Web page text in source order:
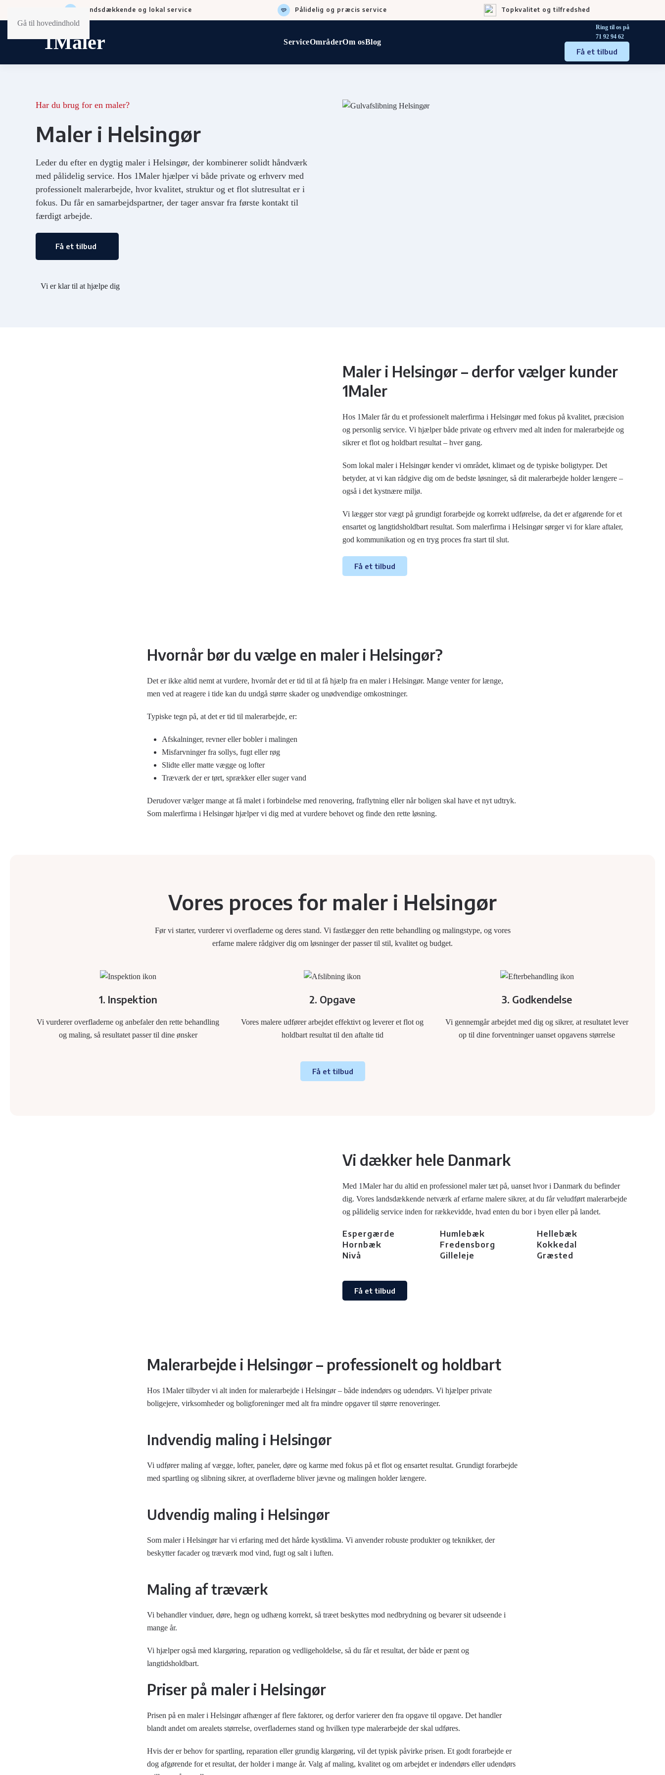
Gå til hovedindhold
ServiceOmråderOm osBlog
Ring til os på
71 92 94 62
Få et tilbud
Landsdækkende og lokal service Pålidelig og præcis service Topkvalitet og tilfredshed
Har du brug for en maler?
Maler i Helsingør
Leder du efter en dygtig maler i Helsingør, der kombinerer solidt håndværk
med pålidelig service. Hos 1Maler hjælper vi både private og erhverv med
professionelt malerarbejde, hvor kvalitet, struktur og et flot slutresultat er i
fokus. Du får en samarbejdspartner, der tager ansvar fra første kontakt til
færdigt arbejde.
Få et tilbud
Vi er klar til at hjælpe dig
Maler i Helsingør – derfor vælger kunder
1Maler
Hos 1Maler får du et professionelt malerfirma i Helsingør med fokus på kvalitet, præcision
og personlig service. Vi hjælper både private og erhverv med alt inden for malerarbejde og
sikrer et flot og holdbart resultat – hver gang.
Som lokal maler i Helsingør kender vi området, klimaet og de typiske boligtyper. Det
betyder, at vi kan rådgive dig om de bedste løsninger, så dit malerarbejde holder længere –
også i det kystnære miljø.
Vi lægger stor vægt på grundigt forarbejde og korrekt udførelse, da det er afgørende for et
ensartet og langtidsholdbart resultat. Som malerfirma i Helsingør sørger vi for klare aftaler,
god kommunikation og en tryg proces fra start til slut.
Få et tilbud
Hvornår bør du vælge en maler i Helsingør?
Det er ikke altid nemt at vurdere, hvornår det er tid til at få hjælp fra en maler i Helsingør. Mange venter for længe,
men ved at reagere i tide kan du undgå større skader og unødvendige omkostninger.
Typiske tegn på, at det er tid til malerarbejde, er:
Afskalninger, revner eller bobler i malingen
Misfarvninger fra sollys, fugt eller røg
Slidte eller matte vægge og lofter
Træværk der er tørt, sprækker eller suger vand
Derudover vælger mange at få malet i forbindelse med renovering, fraflytning eller når boligen skal have et nyt udtryk.
Som malerfirma i Helsingør hjælper vi dig med at vurdere behovet og finde den rette løsning.
Vores proces for maler i Helsingør
Før vi starter, vurderer vi overfladerne og deres stand. Vi fastlægger den rette behandling og malingstype, og vores
erfarne malere rådgiver dig om løsninger der passer til stil, kvalitet og budget.
1. Inspektion
Vi vurderer overfladerne og anbefaler den rette behandling
og maling, så resultatet passer til dine ønsker
2. Opgave
Vores malere udfører arbejdet effektivt og leverer et flot og
holdbart resultat til den aftalte tid
3. Godkendelse
Vi gennemgår arbejdet med dig og sikrer, at resultatet lever
op til dine forventninger uanset opgavens størrelse
Få et tilbud
Vi dækker hele Danmark
Med 1Maler har du altid en professionel maler tæt på, uanset hvor i Danmark du befinder
dig. Vores landsdækkende netværk af erfarne malere sikrer, at du får veludført malerarbejde
og pålidelig service inden for rækkevidde, hvad enten du bor i byen eller på landet.
Espergærde Humlebæk
Hellebæk
Hornbæk
Fredensborg
Kokkedal
Nivå
Gilleleje Græsted
Få et tilbud
Malerarbejde i Helsingør – professionelt og holdbart
Hos 1Maler tilbyder vi alt inden for malerarbejde i Helsingør – både indendørs og udendørs. Vi hjælper private
boligejere, virksomheder og boligforeninger med alt fra mindre opgaver til større renoveringer.
Indvendig maling i Helsingør
Vi udfører maling af vægge, lofter, paneler, døre og karme med fokus på et flot og ensartet resultat. Grundigt forarbejde
med spartling og slibning sikrer, at overfladerne bliver jævne og malingen holder længere.
Udvendig maling i Helsingør
Som maler i Helsingør har vi erfaring med det hårde kystklima. Vi anvender robuste produkter og teknikker, der
beskytter facader og træværk mod vind, fugt og salt i luften.
Maling af træværk
Vi behandler vinduer, døre, hegn og udhæng korrekt, så træet beskyttes mod nedbrydning og bevarer sit udseende i
mange år.
Vi hjælper også med klargøring, reparation og vedligeholdelse, så du får et resultat, der både er pænt og
langtidsholdbart.
Priser på maler i Helsingør
Prisen på en maler i Helsingør afhænger af flere faktorer, og derfor varierer den fra opgave til opgave. Det handler
blandt andet om arealets størrelse, overfladernes stand og hvilken type malerarbejde der skal udføres.
Hvis der er behov for spartling, reparation eller grundig klargøring, vil det typisk påvirke prisen. Et godt forarbejde er
dog afgørende for et resultat, der holder i mange år. Valg af maling, kvalitet og om arbejdet er indendørs eller udendørs